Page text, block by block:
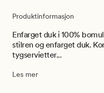
Produktinformasjon
Enfarget duk i 100%
stilren og enfarget duk.
tygservietter...
Les mer